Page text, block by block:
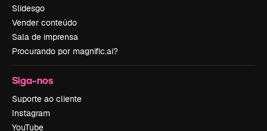
Slidesgo
Vender conteúdo
Sala de imprensa
Procurando por magnific.ai?
Siga-nos
Suporte ao cliente
Instagram
YouTube